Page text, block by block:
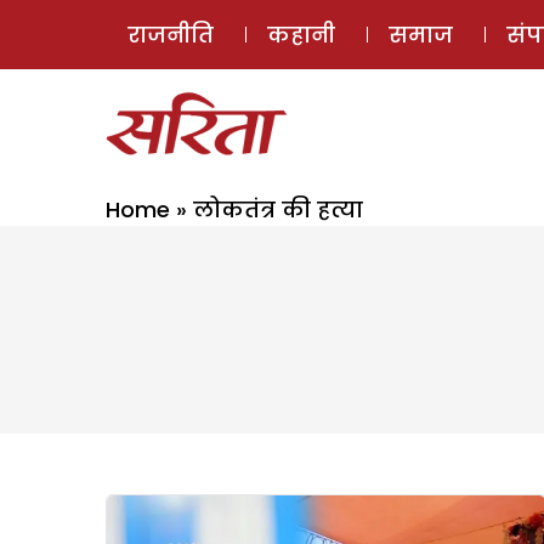
राजनीति कहानी समाज
Home » लोकतंत्र की हत्या